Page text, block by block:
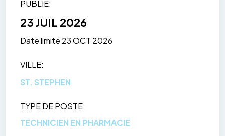
PUBLIÉ
23 JUIL 2026
Date limite 23 OCT 2026
VILLE
ST. STEPHEN
TYPE DE POSTE
TECHNICIEN EN PHARMACIE